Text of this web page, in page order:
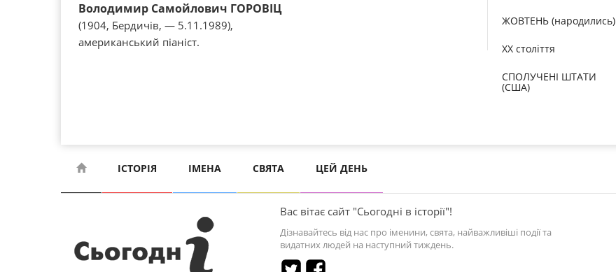
Володимир Самойлович ГОРОВІЦ
(1904, Бердичів, — 5.11.1989),
американський піаніст.
ЖОВТЕНЬ (народились)
XX століття
СПОЛУЧЕНІ ШТАТИ
(США)
ІСТОРІЯ ІМЕНА СВЯТА ЦЕЙ ДЕНЬ
Вас вітає сайт "Сьогодні в історії"!
Дізнавайтесь від нас про іменини, свята, найважливіші події та
видатних людей на наступний тиждень.